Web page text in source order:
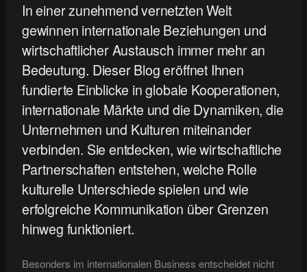
In einer zunehmend vernetzten Welt
gewinnen internationale Beziehungen und
wirtschaftlicher Austausch immer mehr an
Bedeutung. Dieser Blog eröffnet Ihnen
fundierte Einblicke in globale Kooperationen,
internationale Märkte und die Dynamiken, die
Unternehmen und Kulturen miteinander
verbinden. Sie entdecken, wie wirtschaftliche
Partnerschaften entstehen, welche Rolle
kulturelle Unterschiede spielen und wie
erfolgreiche Kommunikation über Grenzen
hinweg funktioniert.
Besonders im internationalen Business entscheidet nicht